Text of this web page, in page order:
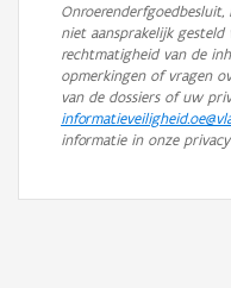
niet aansprakelijk
rechtmatigheid van de
opmerkingen of vragen
van de dossiers of uw
informatie in onze